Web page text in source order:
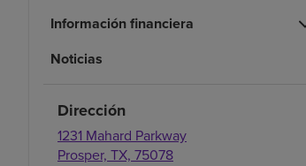
Información financiera
Noticias
Dirección
1231 Mahard Parkway
Prosper, TX, 75078